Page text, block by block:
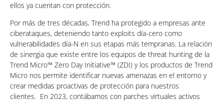
ellos ya cuentan con protección.
Por más de tres décadas, Trend ha protegido a empresas ante
ciberataques, deteniendo tanto exploits día-cero como
vulnerabilidades día-N en sus etapas más tempranas. La relación
de sinergia que existe entre los equipos de threat hunting de la
Trend Micro™ Zero Day Initiative™ (ZDI) y los productos de Trend
Micro nos permite identificar nuevas amenazas en el entorno y
crear medidas proactivas de protección para nuestros
clientes. En 2023, contábamos con parches virtuales activos